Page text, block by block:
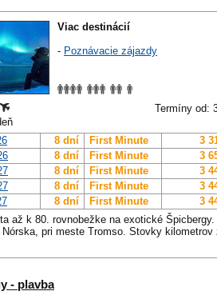
Viac destinácií
- Poznávacie zájazdy
Termíny od:
8 dní First Minute 3
8 dní First Minute 3
8 dní First Minute 3
8 dní First Minute 3
8 dní First Minute 3
až k 80. rovnobežke na exotické
Nórska, pri meste Tromso. Stovky
- plavba